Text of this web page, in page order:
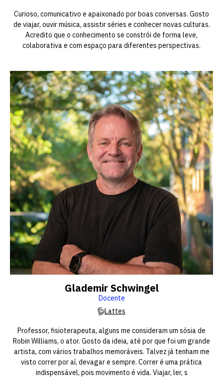
Curioso, comunicativo e apaixonado por boas conversas. Gosto
de viajar, ouvir música, assistir séries e conhecer novas culturas.
Acredito que o conhecimento se constrói de forma leve,
colaborativa e com espaço para diferentes perspectivas.
Glademir Schwingel
Docente
Lattes
Professor, fisioterapeuta, alguns me consideram um sósia de
Robin Williams, o ator. Gosto da ideia, até por que foi um grande
artista, com vários trabalhos memoráveis. Talvez já tenham me
visto correr por aí, devagar e sempre. Correr é uma prática
indispensável, pois movimento é vida. Viajar, ler, s